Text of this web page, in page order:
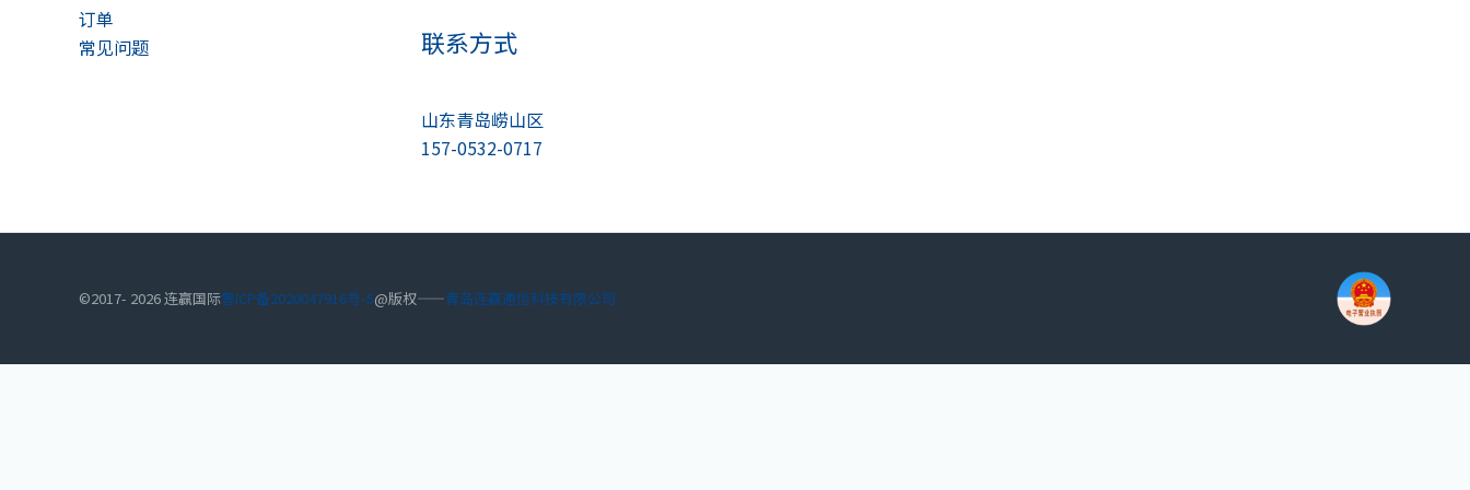
订单
常见问题
联系方式
山东青岛崂山区
157-0532-0717
©2017- 2026 连赢国际鲁ICP备2020047916号-5@版权——青岛连赢通信科技有限公司